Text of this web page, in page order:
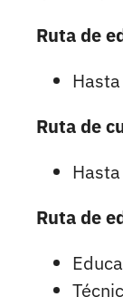
Ruta de
Ruta de
Ruta de